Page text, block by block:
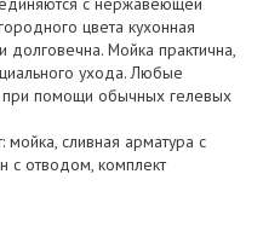
цвета кухонная
долговечна. Мойка практична,
ухода. Любые
при помощи обычных гелевых
мойка, сливная арматура с
с отводом, комплект